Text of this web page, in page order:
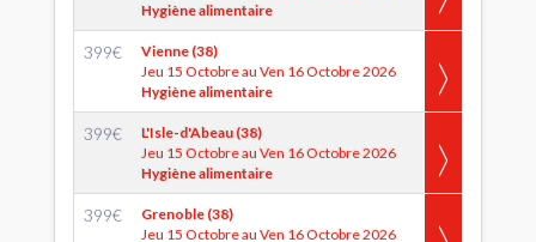
Hygiène alimentaire
399€
Vienne (38)
Jeu 15 Octobre au Ven 16 Octobre 2026
Hygiène alimentaire
399€
L'Isle-d'Abeau (38)
Jeu 15 Octobre au Ven 16 Octobre 2026
Hygiène alimentaire
399€
Grenoble (38)
Jeu 15 Octobre au Ven 16 Octobre 2026